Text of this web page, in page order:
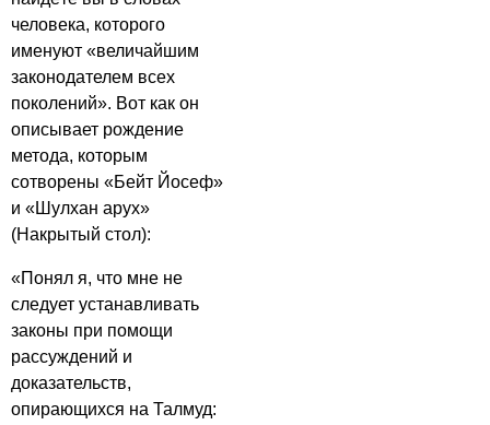
человека, которого
именуют «величайшим
законодателем всех
поколений». Вот как он
описывает рождение
метода, которым
сотворены «Бейт Йосеф»
и «Шулхан арух»
(Накрытый стол):
«Понял я, что мне не
следует устанавливать
законы при помощи
рассуждений и
доказательств,
опирающихся на Талмуд: